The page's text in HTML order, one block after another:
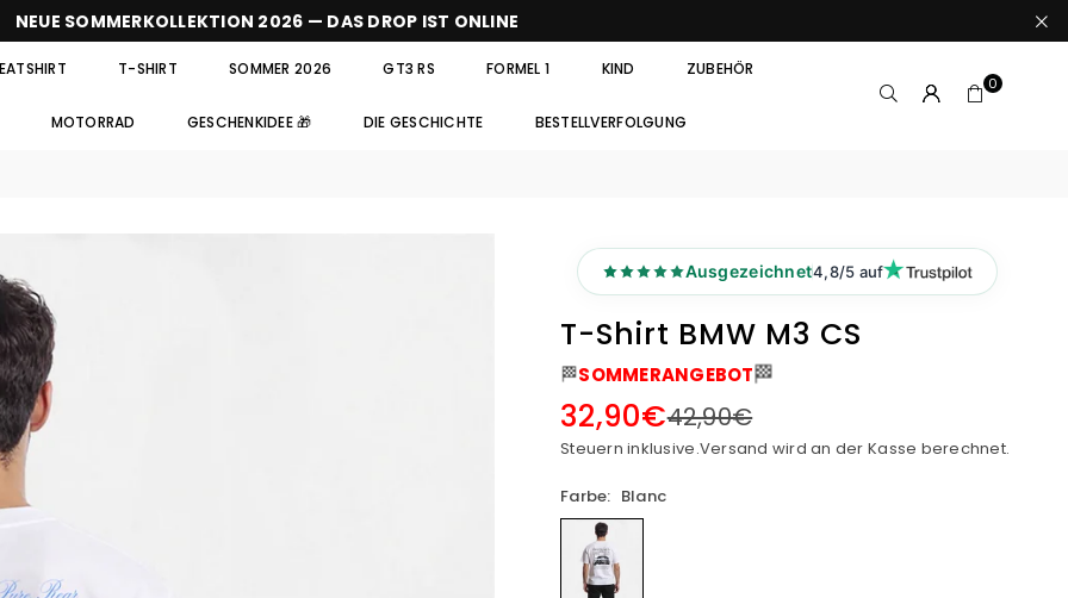
NEUE SOMMERKOLLEKTION 2026 — DAS DROP IST ONLINE
T-SHIRT SOMMER 2026 GT3 RS FORMEL 1 KIND ZUBEHÖR
MOTORRAD GESCHENKIDEE 🎁 DIE GESCHICHTE BESTELLVERFOLGUNG
0
Ausgezeichnet4,8/5 auf
T-Shirt BMW M3 CS
🏁SOMMERANGEBOT🏁
Normaler
Preis
32,90€42,90€
Steuern inklusive.Versand wird an der Kasse berechnet.
Farbe: Blanc